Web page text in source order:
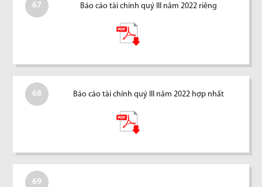
67 Báo cáo tài chính quý III năm 2022 riêng
68 Báo cáo tài chính quý III năm 2022 hợp nhất
69